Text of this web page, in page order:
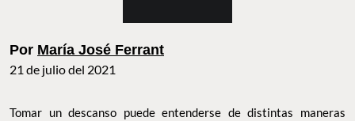
Por María José Ferrant
21 de julio del 2021
Tomar un descanso puede entenderse de distintas maneras